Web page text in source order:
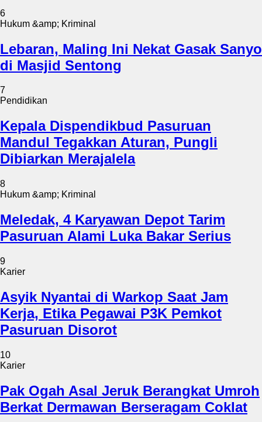
6
Hukum &amp; Kriminal
Lebaran, Maling Ini Nekat Gasak Sanyo
di Masjid Sentong
7
Pendidikan
Kepala Dispendikbud Pasuruan
Mandul Tegakkan Aturan, Pungli
Dibiarkan Merajalela
8
Hukum &amp; Kriminal
Meledak, 4 Karyawan Depot Tarim
Pasuruan Alami Luka Bakar Serius
9
Karier
Asyik Nyantai di Warkop Saat Jam
Kerja, Etika Pegawai P3K Pemkot
Pasuruan Disorot
10
Karier
Pak Ogah Asal Jeruk Berangkat Umroh
Berkat Dermawan Berseragam Coklat